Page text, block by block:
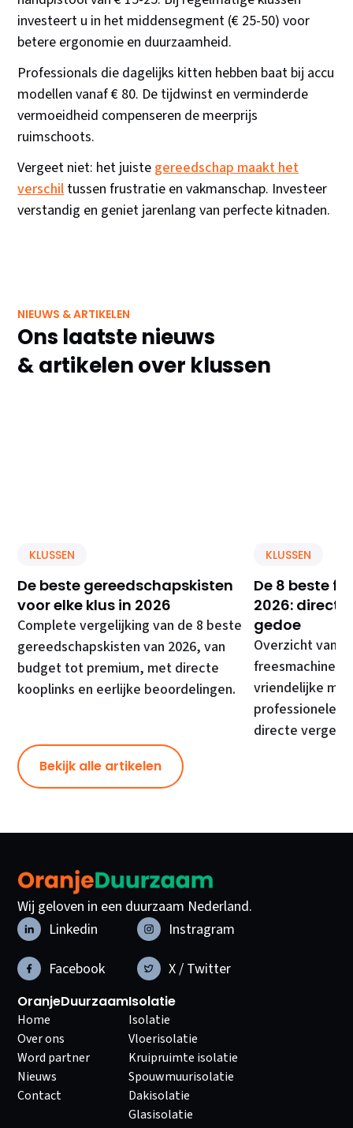
investeert u in het middensegment (€ 25-50) voor
betere ergonomie en duurzaamheid.
Professionals die dagelijks kitten hebben baat bij accu
modellen vanaf € 80. De tijdwinst en verminderde
vermoeidheid compenseren de meerprijs
ruimschoots.
Vergeet niet: het juiste gereedschap maakt het
verschiltussen frustratie en vakmanschap. Investeer
verstandig en geniet jarenlang van perfecte kitnaden.
NIEUWS & ARTIKELEN
Ons laatste nieuws
& artikelen over klussen
KLUSSEN
De beste gereedschapskisten
voor elke klus in 2026
Complete vergelijking van de 8 beste
gereedschapskisten van 2026, van
budget tot premium, met directe
kooplinks en eerlijke beoordelingen.
KLUSSEN
De 8 beste
2026: direct
gedoe
Overzicht van
freesmachines,
vriendelijke
professionele
directe
Bekijk alle artikelen
Wij geloven in een duurzaam Nederland.
Linkedin
Instragram
Facebook
X / Twitter
OranjeDuurzaam
Home
Over ons
Word partner
Nieuws
Contact
Isolatie
Isolatie
Vloerisolatie
Kruipruimte isolatie
Spouwmuurisolatie
Dakisolatie
Glasisolatie